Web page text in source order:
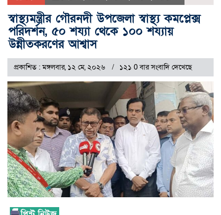
স্বাস্থ্যমন্ত্রীর গৌরনদী উপজেলা স্বাস্থ্য কমপ্লেক্স
পরিদর্শন, ৫০ শয্যা থেকে ১০০ শয্যায়
উন্নীতকরণের আশ্বাস
প্রকাশিত : মঙ্গলবার, ১২ মে, ২০২৬ ১২১ 0 বার সংবাদি দেখেছে